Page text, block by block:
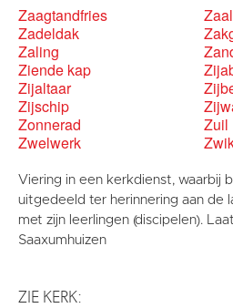
Zaagtandfries
Zadeldak
Zaling
Ziende kap
Zijaltaar
Zijschip
Zonnerad
Zuil
Zwelwerk
Viering in een kerkdienst, waarbij
uitgedeeld ter herinnering aan de
met zijn leerlingen (discipelen).
Saaxumhuizen
ZIE KERK: